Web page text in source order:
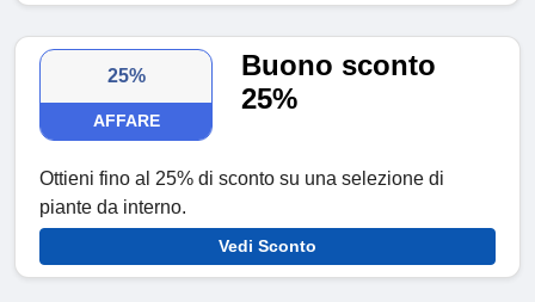
25%
AFFARE
Buono sconto
25%
Ottieni fino al 25% di sconto su una selezione di
piante da interno.
Vedi Sconto